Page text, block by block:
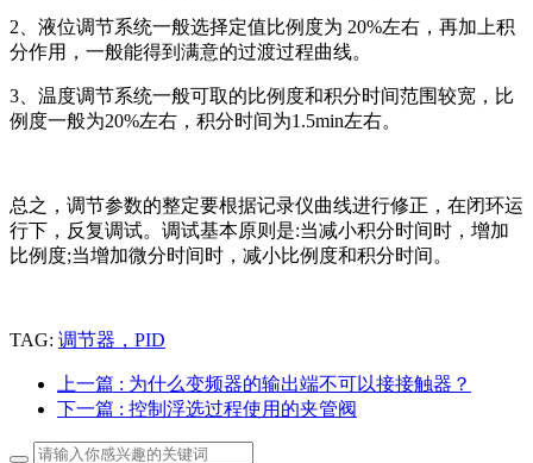
2、液位调节系统一般选择定值比例度为 20%左右，再加上积
分作用，一般能得到满意的过渡过程曲线。
3、温度调节系统一般可取的比例度和积分时间范围较宽，比
例度一般为20%左右，积分时间为1.5min左右。
总之，调节参数的整定要根据记录仪曲线进行修正，在闭环运
行下，反复调试。调试基本原则是:当减小积分时间时，增加
比例度;当增加微分时间时，减小比例度和积分时间。
TAG: 调节器，PID
上一篇 : 为什么变频器的输出端不可以接接触器？
下一篇 : 控制浮选过程使用的夹管阀